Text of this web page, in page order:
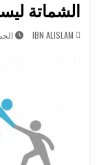
الشماتة
IBN ALISLAM الجمعة 16